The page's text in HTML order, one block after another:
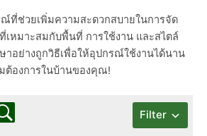
ที่ช่วยเพิ่มความสะดวกสบายในการจัด
เหมาะสมกับพื้นที่ การใช้งาน และสไตล์
อย่างถูกวิธีเพื่อให้อุปกรณ์ใช้งานได้นาน
ต้องการในบ้านของคุณ!
Filter